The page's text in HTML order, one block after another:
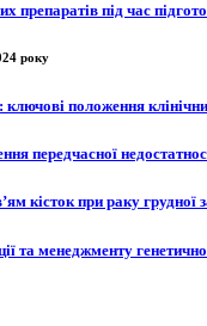
під час
року
положення
передчасної
кісток при раку грудної
та менеджменту